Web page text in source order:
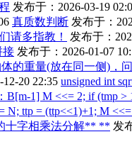
发布于：2026-03-19
真质数判断 发布于：
请多指教！ 发布于：
接 发布于：2026-01-07
的重量(放在同一侧)，
20 22:35 unsigned int
1] M <<= 2; if (tmp
ttp = (ttp<<1)+1; M
十字相乘法分解** ** 发